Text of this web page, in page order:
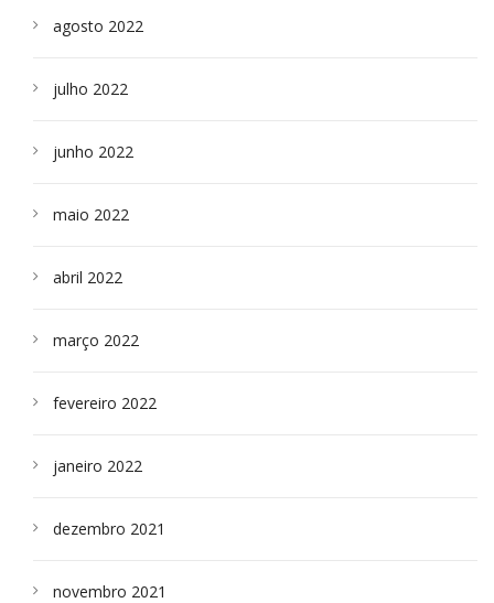
agosto 2022
julho 2022
junho 2022
maio 2022
abril 2022
março 2022
fevereiro 2022
janeiro 2022
dezembro 2021
novembro 2021